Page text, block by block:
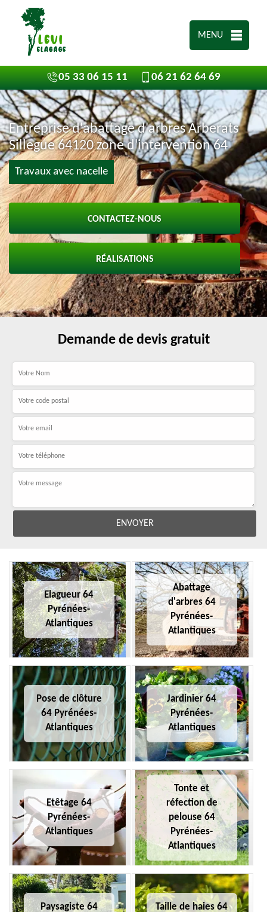
MENU
05 33 06 15 11 06 21 62 64 69
Entreprise d'abattage d'arbres Arberats
Sillegue 64120 zone d'intervention 64
Travaux avec nacelle
CONTACTEZ-NOUS
RÉALISATIONS
Demande de devis gratuit
Elagueur 64
Pyrénées-
Atlantiques
Abattage
d'arbres 64
Pyrénées-
Atlantiques
Pose de clôture
64 Pyrénées-
Atlantiques
Jardinier 64
Pyrénées-
Atlantiques
Etêtage 64
Pyrénées-
Atlantiques
Tonte et
réfection de
pelouse 64
Pyrénées-
Atlantiques
Paysagiste 64
Taille de haies 64